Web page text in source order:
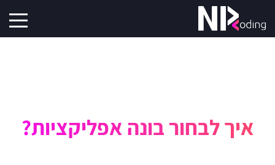
איך לבחור בונה אפליקציות?